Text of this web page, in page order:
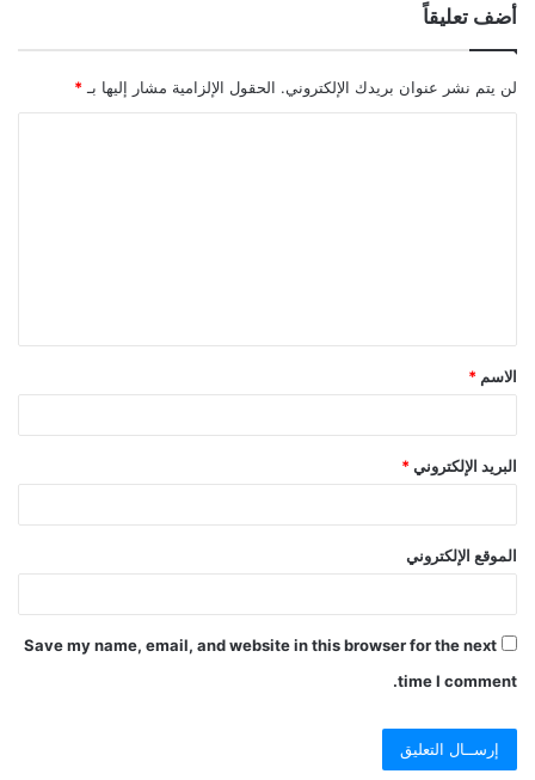
أضف تعليقاً
لن يتم نشر عنوان بريدك الإلكتروني. الحقول الإلزامية مشار إليها بـ *
الاسم *
البريد الإلكتروني *
الموقع الإلكتروني
Save my name, email, and website in this browser for the next
time I comment.